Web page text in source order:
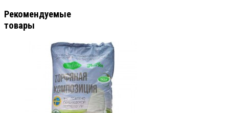
Рекомендуемые
товары